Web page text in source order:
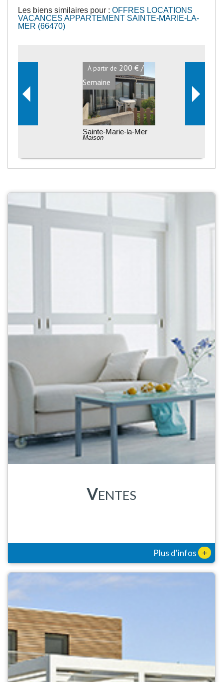
Les biens similaires pour : OFFRES LOCATIONS
VACANCES APPARTEMENT SAINTE-MARIE-LA-
MER (66470)
À partir de 200 € /
Semaine
Sainte-Marie-la-Mer
Maison
VENTES
Plus d'infos +